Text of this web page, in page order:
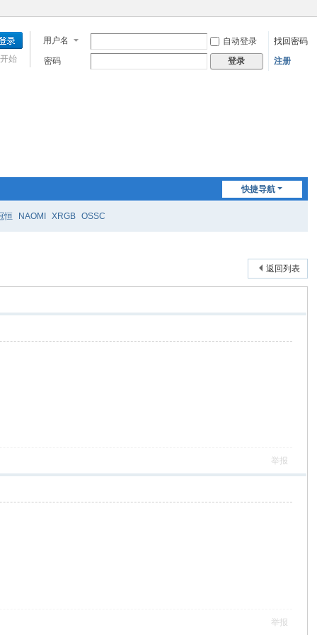
用户名 自动登录
找回密码
密码
登录 注册
始
快捷导航
恒 NAOMI XRGB OSSC
返回列表
举报
举报